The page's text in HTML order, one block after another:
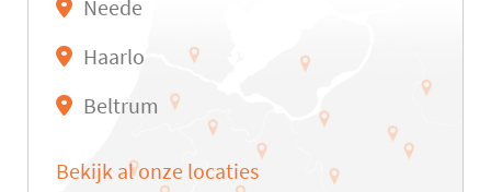
Neede
Haarlo
Beltrum
Bekijk al onze locaties